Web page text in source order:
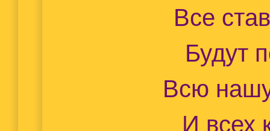
Все
Будут
Всю
И всех